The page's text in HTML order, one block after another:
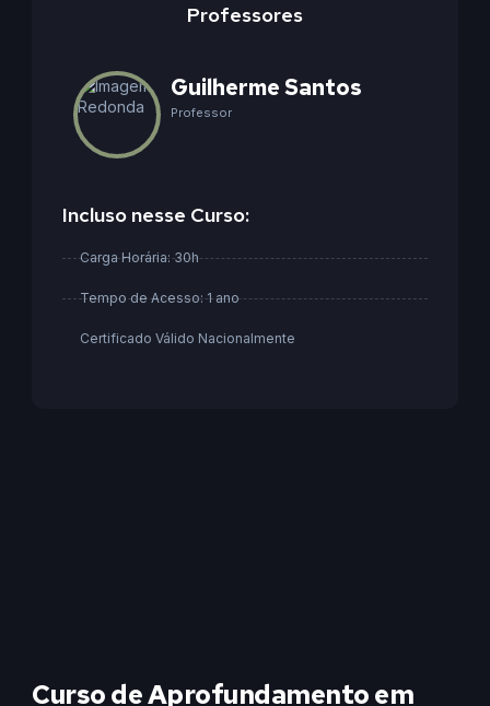
Curso de Aprofundamento em
Professores
Guilherme Santos
Professor
Incluso nesse Curso:
Carga Horária: 30h
Tempo de Acesso: 1 ano
Certificado Válido Nacionalmente